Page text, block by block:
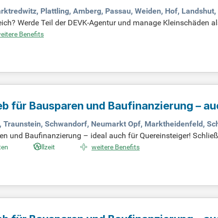
Plattling, Amberg, Passau, Weiden, Hof,
Werde Teil der DEVK-Agentur und manage Kleinschäden
kaufmännische Ausbildung, idealerweise als
Arbeitsumfeld und geregelten Arbeitszeiten.
Benefits
für Bausparen und Baufinanzierung –
Traunstein, Schwandorf, Neumarkt Opf, Marktheidenfeld,
und Baufinanzierung – ideal auch für Quereinsteiger!
in Deutschland. Berate Kunden zu unseren
den Ausbau deines Kundenbestandes, steigere deine
Vollzeit weitere Benefits